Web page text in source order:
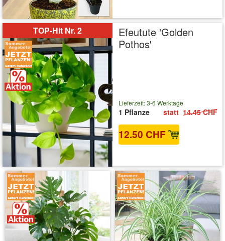
TOP-Hit Nr. 2
Efeutute 'Golden
Pothos'
Lieferzeit: 3-6 Werktage
1 Pflanze
12.50 CHF
statt 14.45 CHF